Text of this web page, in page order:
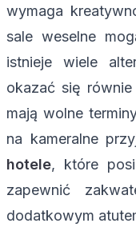
wymaga
sale weselne
istnieje wiele
okazać się równie
mają wolne
na kameralne
hotele, które
zapewnić
dodatkowym